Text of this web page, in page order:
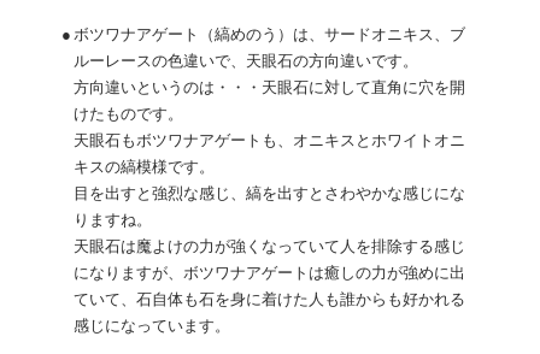
● ボツワナアゲート（縞めのう）は、サードオニキス、ブ
ルーレースの色違いで、天眼石の方向違いです。
方向違いというのは・・・天眼石に対して直角に穴を開
けたものです。
天眼石もボツワナアゲートも、オニキスとホワイトオニ
キスの縞模様です。
目を出すと強烈な感じ、縞を出すとさわやかな感じにな
りますね。
天眼石は魔よけの力が強くなっていて人を排除する感じ
になりますが、ボツワナアゲートは癒しの力が強めに出
ていて、石自体も石を身に着けた人も誰からも好かれる
感じになっています。